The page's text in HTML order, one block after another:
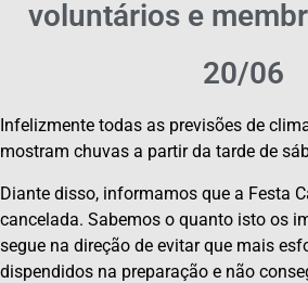
voluntários e
20/06
Infelizmente todas as previsões de
mostram chuvas a partir da tarde de
Diante disso, informamos que a Festa
cancelada. Sabemos o quanto isto os
segue na direção de evitar que mais
dispendidos na preparação e não